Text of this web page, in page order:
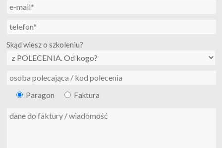
Skąd wiesz o szkoleniu?
Paragon Faktura